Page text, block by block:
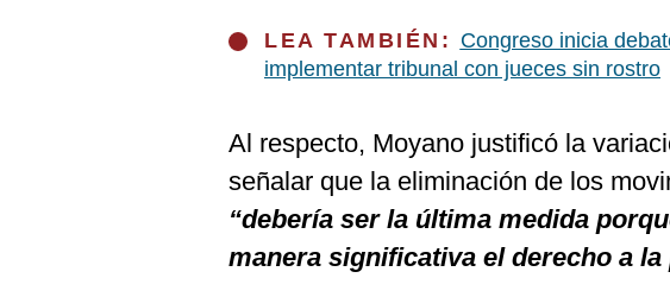
LEA TAMBIÉN: Congreso inicia
implementar tribunal con jueces sin rostro
Al respecto, Moyano justificó la
señalar que la eliminación de los
“debería ser la última medida
manera significativa el derecho a